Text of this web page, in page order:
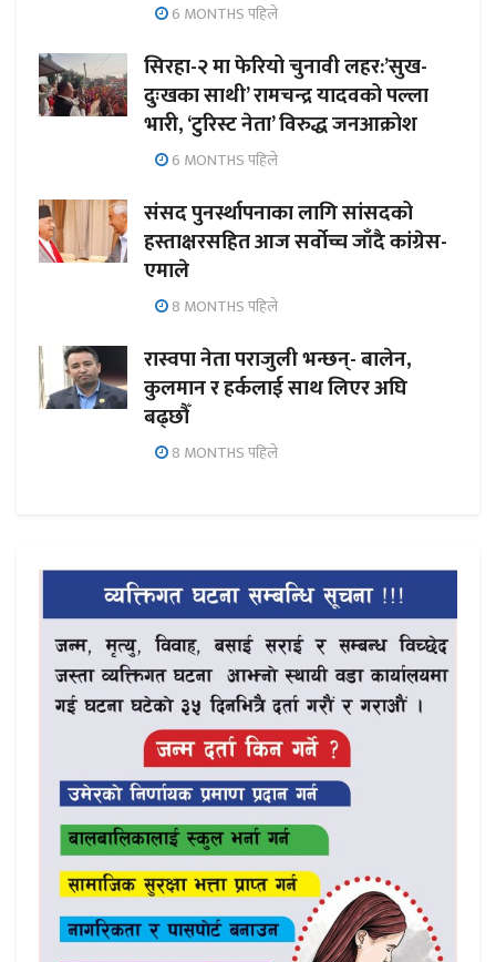
6 MONTHS पहिले
सिरहा-२ मा फेरियो चुनावी लहर:’सुख-
दुःखका साथी’ रामचन्द्र यादवको पल्ला
भारी, ‘टुरिस्ट नेता’ विरुद्ध जनआक्रोश
6 MONTHS पहिले
संसद पुनर्स्थापनाका लागि सांसदको
हस्ताक्षरसहित आज सर्वोच्च जाँदै कांग्रेस-
एमाले
8 MONTHS पहिले
रास्वपा नेता पराजुली भन्छन्- बालेन,
कुलमान र हर्कलाई साथ लिएर अघि
बढ्छौँ
8 MONTHS पहिले